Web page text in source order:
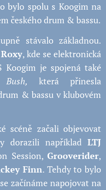
bylo spolu s Koogim na
českého drum & bassu.
stávalo základnou.
Roxy, kde se elektronická
Koogim je spojená také
která přinesla
& bassu v klubovém
scéně začali objevovat
dorazili například LTJ
Session, Grooverider,
Finn. Tehdy to bylo
začínáme napojovat na